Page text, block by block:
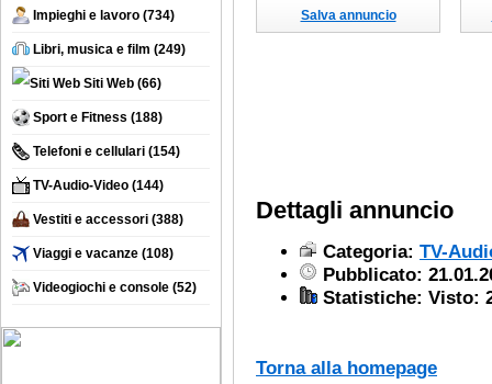
Impieghi e lavoro (734)
Libri, musica e film (249)
Siti Web (66)
Sport e Fitness (188)
Telefoni e cellulari (154)
TV-Audio-Video (144)
Vestiti e accessori (388)
Viaggi e vacanze (108)
Videogiochi e console (52)
Salva annuncio
Dettagli annuncio
Categoria: TV-
Pubblicato:
Statistiche: Visto:
Torna alla homepage